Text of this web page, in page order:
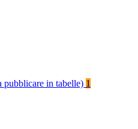
pubblicare in tabelle) 1